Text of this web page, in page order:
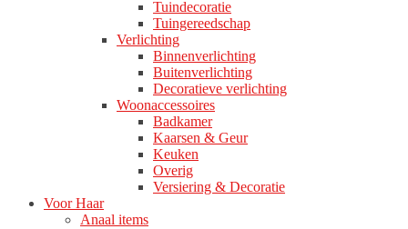
Tuindecoratie
Tuingereedschap
Verlichting
Binnenverlichting
Buitenverlichting
Decoratieve verlichting
Woonaccessoires
Badkamer
Kaarsen & Geur
Keuken
Overig
Versiering & Decoratie
Voor Haar
Anaal items